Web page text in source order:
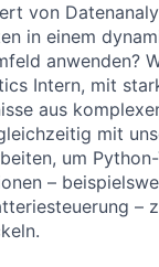
von
in einem
anwenden?
Intern, mit
aus
mit
um
–
–